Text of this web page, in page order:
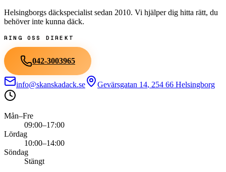
Helsingborgs däckspecialist sedan 2010. Vi hjälper dig hitta rätt, du
behöver inte kunna däck.
RING OSS DIREKT
042-3003965
info@skanskadack.se Gevärsgatan 14, 254 66 Helsingborg
Mån–Fre
09:00–17:00
Lördag
10:00–14:00
Söndag
Stängt